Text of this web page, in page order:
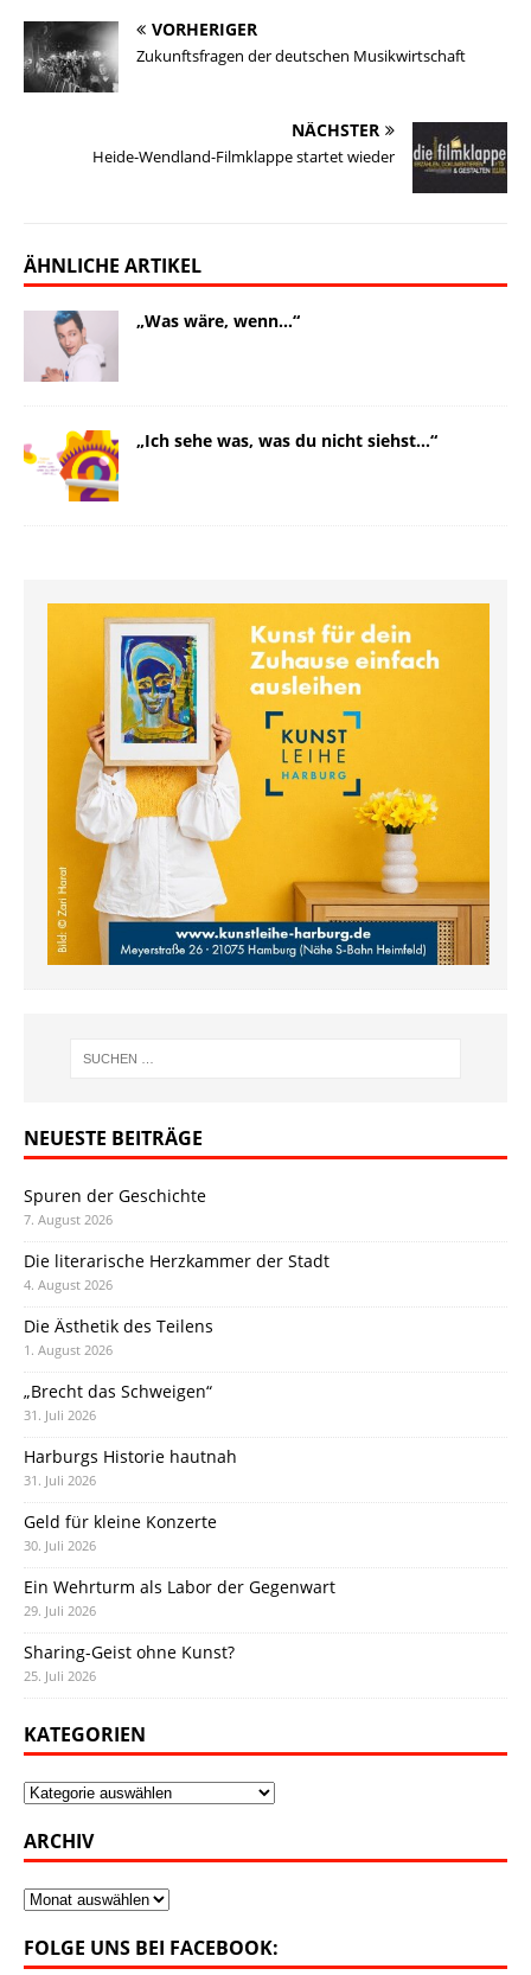
k
n
k
VORHERIGER
Zukunftsfragen der deutschen Musikwirtschaft
NÄCHSTER
Heide-Wendland-Filmklappe startet wieder
ÄHNLICHE ARTIKEL
„Was wäre, wenn…“
„Ich sehe was, was du nicht siehst…“
NEUESTE BEITRÄGE
Spuren der Geschichte
7. August 2026
Die literarische Herzkammer der Stadt
4. August 2026
Die Ästhetik des Teilens
1. August 2026
„Brecht das Schweigen“
31. Juli 2026
Harburgs Historie hautnah
31. Juli 2026
Geld für kleine Konzerte
30. Juli 2026
Ein Wehrturm als Labor der Gegenwart
29. Juli 2026
Sharing-Geist ohne Kunst?
25. Juli 2026
KATEGORIEN
Kategorien
ARCHIV
Archiv
FOLGE UNS BEI FACEBOOK: